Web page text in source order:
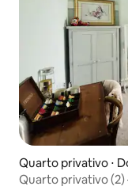
Quarto privativo ⋅
Quarto privativo